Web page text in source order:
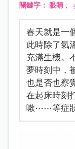
關鍵字： 眼睛、
春天就是一
此時除了氣
充滿生機。
夢時刻中，
也是否也察
在起床時刻
嗽⋯⋯等症狀